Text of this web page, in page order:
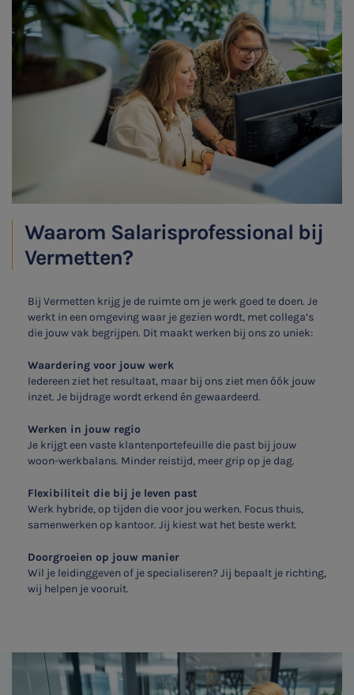
Waarom Salarisprofessional bij
Vermetten?
Bij Vermetten krijg je de ruimte om je werk goed te doen. Je
werkt in een omgeving waar je gezien wordt, met collega’s
die jouw vak begrijpen. Dit maakt werken bij ons zo uniek:
Waardering voor jouw werk
Iedereen ziet het resultaat, maar bij ons ziet men óók jouw
inzet. Je bijdrage wordt erkend én gewaardeerd.
Werken in jouw regio
Je krijgt een vaste klantenportefeuille die past bij jouw
woon-werkbalans. Minder reistijd, meer grip op je dag.
Flexibiliteit die bij je leven past
Werk hybride, op tijden die voor jou werken. Focus thuis,
samenwerken op kantoor. Jij kiest wat het beste werkt.
Doorgroeien op jouw manier
Wil je leidinggeven of je specialiseren? Jij bepaalt je richting,
wij helpen je vooruit.